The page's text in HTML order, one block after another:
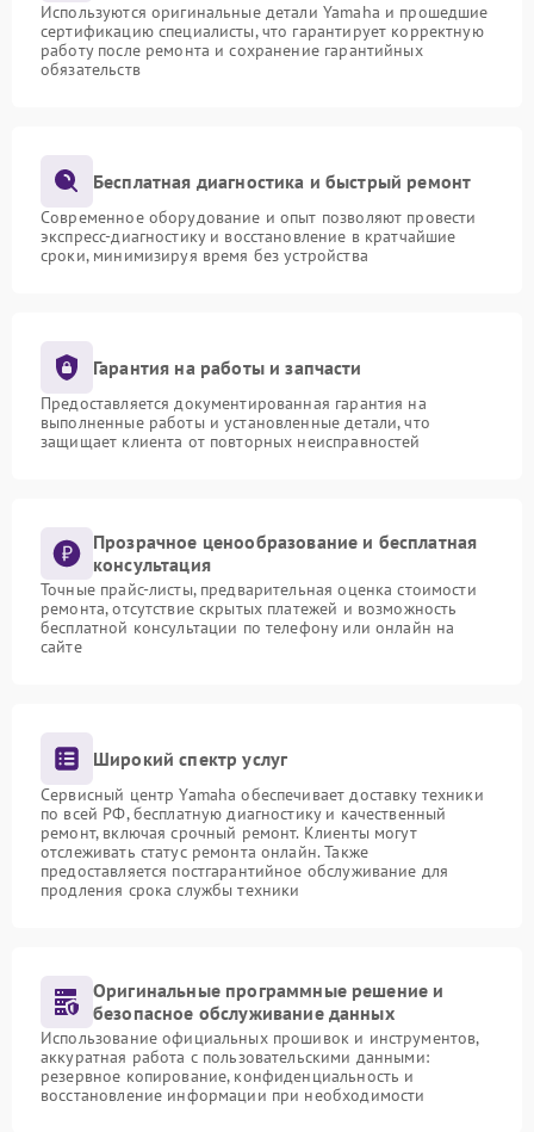
Используются оригинальные детали Yamaha и прошедшие
сертификацию специалисты, что гарантирует корректную
работу после ремонта и сохранение гарантийных
обязательств
Бесплатная диагностика и быстрый ремонт
Современное оборудование и опыт позволяют провести
экспресс-диагностику и восстановление в кратчайшие
сроки, минимизируя время без устройства
Гарантия на работы и запчасти
Предоставляется документированная гарантия на
выполненные работы и установленные детали, что
защищает клиента от повторных неисправностей
Прозрачное ценообразование и бесплатная
консультация
Точные прайс-листы, предварительная оценка стоимости
ремонта, отсутствие скрытых платежей и возможность
бесплатной консультации по телефону или онлайн на
сайте
Широкий спектр услуг
Сервисный центр Yamaha обеспечивает доставку техники
по всей РФ, бесплатную диагностику и качественный
ремонт, включая срочный ремонт. Клиенты могут
отслеживать статус ремонта онлайн. Также
предоставляется постгарантийное обслуживание для
продления срока службы техники
Оригинальные программные решение и
безопасное обслуживание данных
Использование официальных прошивок и инструментов,
аккуратная работа с пользовательскими данными:
резервное копирование, конфиденциальность и
восстановление информации при необходимости